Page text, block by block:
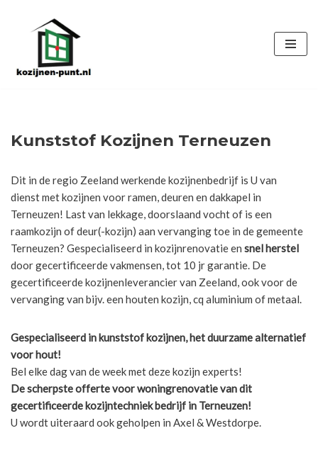
de
Kunststof Kozijnen Terneuzen
Dit in de regio Zeeland werkende kozijnenbedrijf is U van
dienst met kozijnen voor ramen, deuren en dakkapel in
Terneuzen! Last van lekkage, doorslaand vocht of is een
raamkozijn of deur(-kozijn) aan vervanging toe in de gemeente
Terneuzen? Gespecialiseerd in kozijnrenovatie en snel herstel
door gecertificeerde vakmensen, tot 10 jr garantie. De
gecertificeerde kozijnenleverancier van Zeeland, ook voor de
vervanging van bijv. een houten kozijn, cq aluminium of metaal.
Gespecialiseerd in kunststof kozijnen, het duurzame alternatief
voor hout!
Bel elke dag van de week met deze kozijn experts!
De scherpsteofferte voor woningrenovatie van dit
gecertificeerde kozijntechniek bedrijf in Terneuzen!
U wordt uiteraard ook geholpen in Axel & Westdorpe.